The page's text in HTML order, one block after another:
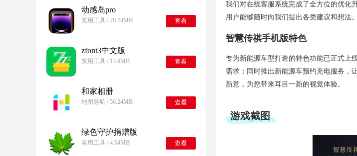
动感岛pro
实用工具 / 20.74MB 查看
zfont3中文版
实用工具 / 13.9MB 查看
和家相册
地图导航 / 56.24MB 查看
绿色守护捐赠版
实用工具 / 4.64MB 查看
我们对在线客服系统完成了全方位的优化
用户能够随时向我们提出各类建议和想法。
智慧传祺手机版特色
专为新能源车型打造的特色功能已正式上
需求；同时推出新能源车预约充电服务，
新意，为您带来耳目一新的视觉体验。
游戏截图